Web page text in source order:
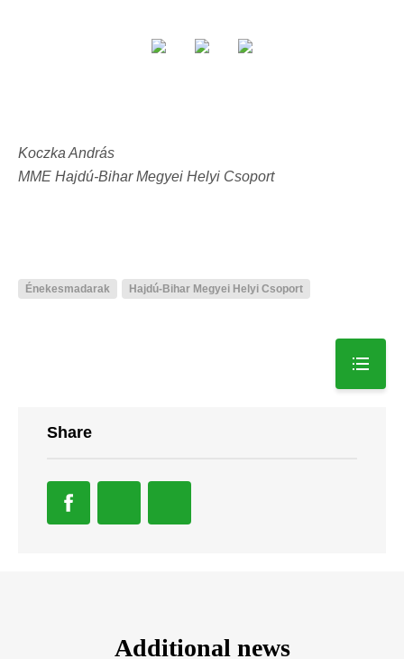
Koczka András
MME Hajdú-Bihar Megyei Helyi Csoport
Énekesmadarak Hajdú-Bihar Megyei Helyi Csoport
Share
Additional news